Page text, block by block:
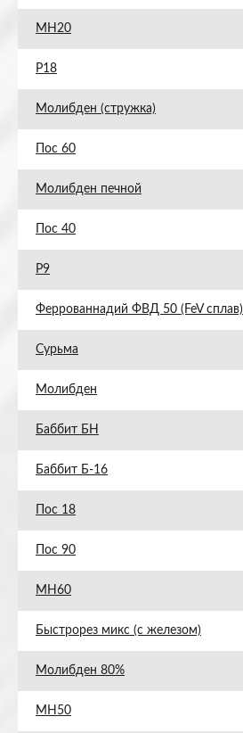
МН20
Р18
Молибден (стружка)
Пос 60
Молибден печной
Пос 40
Р9
Феррованнадий ФВД 50 (FeV сплав)
Сурьма
Молибден
Баббит БН
Баббит Б-16
Пос 18
Пос 90
МН60
Быстрорез микс (с железом)
Молибден 80%
МН50